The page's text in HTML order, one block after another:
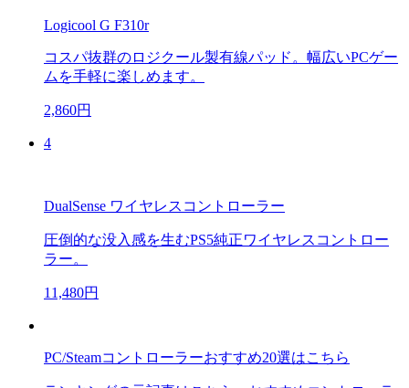
Logicool G F310r
コスパ抜群のロジクール製有線パッド。幅広いPCゲー
ムを手軽に楽しめます。
2,860円
4
DualSense ワイヤレスコントローラー
圧倒的な没入感を生むPS5純正ワイヤレスコントロー
ラー。
11,480円
PC/Steamコントローラーおすすめ20選はこちら